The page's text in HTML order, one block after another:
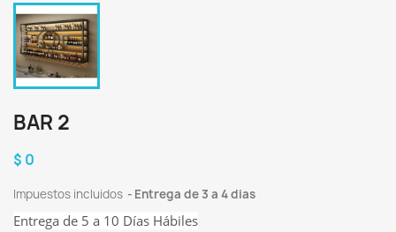
BAR 2
$ 0
Impuestos incluidos Entrega de 3 a 4 dias
Entrega de 5 a 10 Días Hábiles